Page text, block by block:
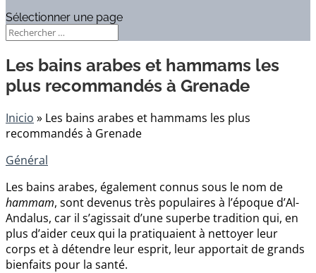
Sélectionner une page
Les bains arabes et hammams les
plus recommandés à Grenade
Inicio » Les bains arabes et hammams les plus
recommandés à Grenade
Général
Les bains arabes, également connus sous le nom de
hammam, sont devenus très populaires à l’époque d’Al-
Andalus, car il s’agissait d’une superbe tradition qui, en
plus d’aider ceux qui la pratiquaient à nettoyer leur
corps et à détendre leur esprit, leur apportait de grands
bienfaits pour la santé.